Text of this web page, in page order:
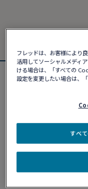
カスタマイズ可能
シ
フレッドは、お客様により
活用してソーシャルメディ
ける場合は、「すべての
設定を変更したい場合は、
すべ